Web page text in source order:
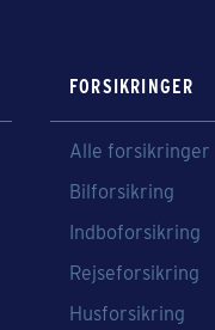
FORSIKRINGER
Alle forsikringer
Bilforsikring
Indboforsikring
Rejseforsikring
Husforsikring